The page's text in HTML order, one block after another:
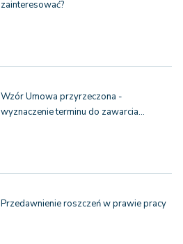
zainteresować?
Wzór Umowa przyrzeczona -
wyznaczenie terminu do zawarcia…
Przedawnienie roszczeń w prawie pracy